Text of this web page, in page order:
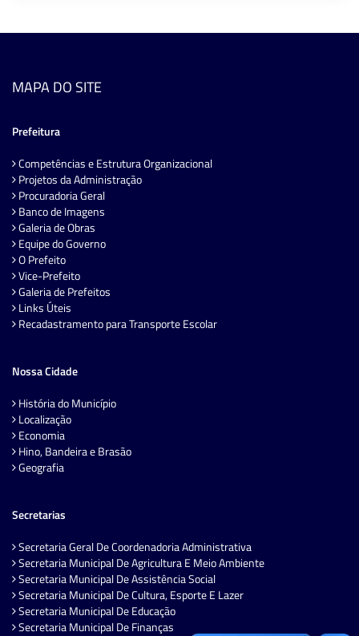
MAPA DO SITE
Prefeitura
Competências e Estrutura Organizacional
Projetos da Administração
Procuradoria Geral
Banco de Imagens
Galeria de Obras
Equipe do Governo
O Prefeito
Vice-Prefeito
Galeria de Prefeitos
Links Úteis
Recadastramento para Transporte Escolar
Nossa Cidade
História do Município
Localização
Economia
Hino, Bandeira e Brasão
Geografia
Secretarias
Secretaria Geral De Coordenadoria Administrativa
Secretaria Municipal De Agricultura E Meio Ambiente
Secretaria Municipal De Assistência Social
Secretaria Municipal De Cultura, Esporte E Lazer
Secretaria Municipal De Educação
Secretaria Municipal De Finanças